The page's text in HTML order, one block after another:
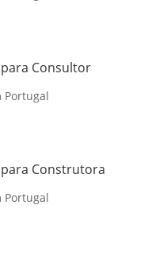
Consultor
Portugal
Construtora
Portugal